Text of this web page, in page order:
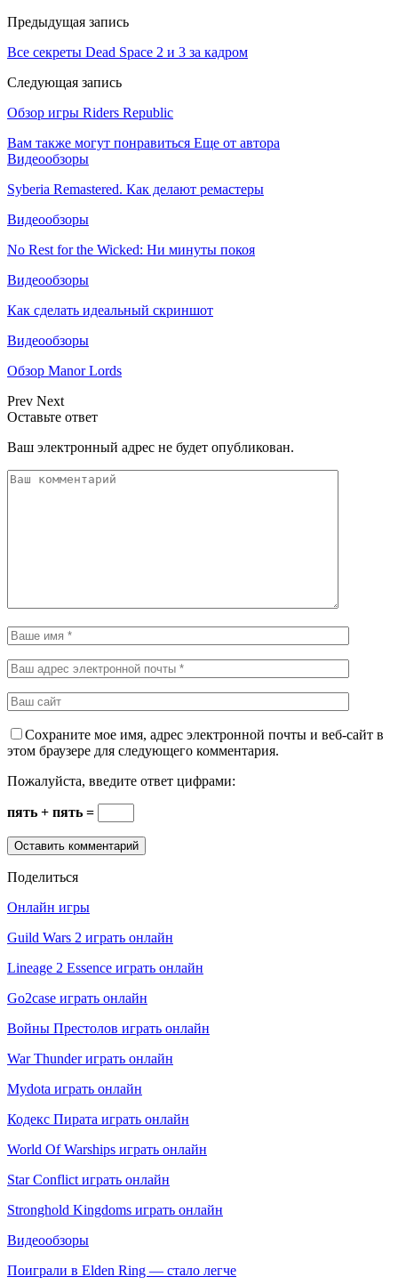
Предыдущая запись
Все секреты Dead Space 2 и 3 за кадром
Следующая запись
Обзор игры Riders Republic
Вам также могут понравиться Еще от автора
Видеообзоры
Syberia Remastered. Как делают ремастеры
Видеообзоры
No Rest for the Wicked: Ни минуты покоя
Видеообзоры
Как сделать идеальный скриншот
Видеообзоры
Обзор Manor Lords
Prev Next
Оставьте ответ
Ваш электронный адрес не будет опубликован.
Сохраните мое имя, адрес электронной почты и веб-сайт в
этом браузере для следующего комментария.
Пожалуйста, введите ответ цифрами:
пять + пять =
Поделиться
Онлайн игры
Guild Wars 2 играть онлайн
Lineage 2 Essence играть онлайн
Go2case играть онлайн
Войны Престолов играть онлайн
War Thunder играть онлайн
Mydota играть онлайн
Кодекс Пирата играть онлайн
World Of Warships играть онлайн
Star Conflict играть онлайн
Stronghold Kingdoms играть онлайн
Видеообзоры
Поиграли в Elden Ring — стало легче